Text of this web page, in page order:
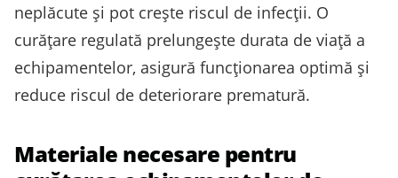
neplăcute și pot crește riscul de infecții. O
curățare regulată prelungește durata de viață a
echipamentelor, asigură funcționarea optimă și
reduce riscul de deteriorare prematură.
Materiale necesare pentru